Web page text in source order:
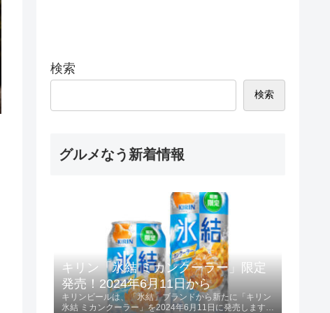
検索
検索
グルメなう新着情報
キリン「氷結 ミカンクーラー」限定
発売！2024年6月11日から
キリンビールは、「氷結」ブランドから新たに「キリン
氷結 ミカンクーラー」を2024年6月11日に発売します。